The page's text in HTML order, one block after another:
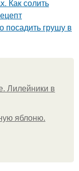
Как солить
посадить грушу в
Лилейники в
яблоню.